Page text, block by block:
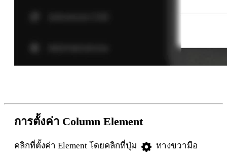
การตั้งค่า Column Element
คลิกที่ตั้งค่า Element โดยคลิกที่ปุ่ม ทางขวามือ